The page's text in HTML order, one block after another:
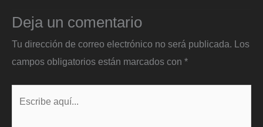
Deja un comentario
Tu dirección de correo electrónico no será publicada. Los
campos obligatorios están marcados con *